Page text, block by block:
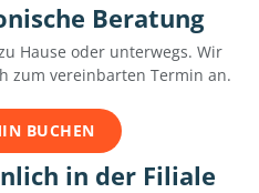
Beratung
Hause oder unterwegs. Wir
zum vereinbarten Termin an.
BUCHEN
in der Filiale